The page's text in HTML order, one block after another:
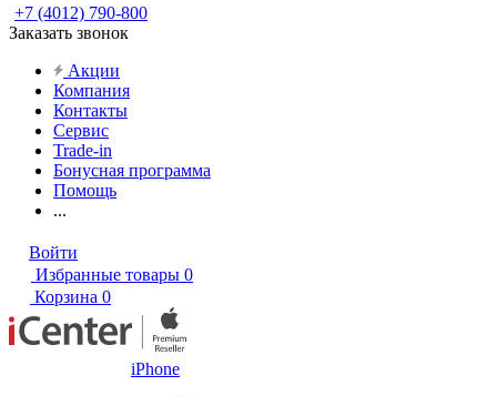
+7 (4012) 790-800
Заказать звонок
Акции
Компания
Контакты
Сервис
Trade-in
Бонусная программа
Помощь
...
Войти
Избранные товары 0
Корзина 0
iPhone